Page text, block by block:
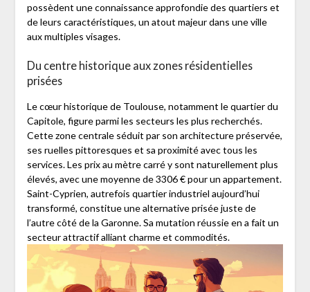
possèdent une connaissance approfondie des quartiers et
de leurs caractéristiques, un atout majeur dans une ville
aux multiples visages.
Du centre historique aux zones résidentielles
prisées
Le cœur historique de Toulouse, notamment le quartier du
Capitole, figure parmi les secteurs les plus recherchés.
Cette zone centrale séduit par son architecture préservée,
ses ruelles pittoresques et sa proximité avec tous les
services. Les prix au mètre carré y sont naturellement plus
élevés, avec une moyenne de 3306 € pour un appartement.
Saint-Cyprien, autrefois quartier industriel aujourd’hui
transformé, constitue une alternative prisée juste de
l’autre côté de la Garonne. Sa mutation réussie en a fait un
secteur attractif alliant charme et commodités.